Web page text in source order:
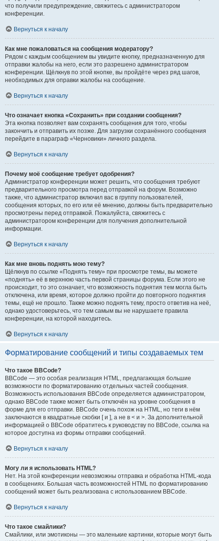
что получили предупреждение, свяжитесь с администратором
конференции.
Вернуться к началу
Как мне пожаловаться на сообщения модератору?
Рядом с каждым сообщением вы увидите кнопку, предназначенную для
отправки жалобы на него, если это разрешено администратором
конференции. Щёлкнув по этой кнопке, вы пройдёте через ряд шагов,
необходимых для оправки жалобы на сообщение.
Вернуться к началу
Что означает кнопка «Сохранить» при создании сообщения?
Эта кнопка позволяет вам сохранять сообщения для того, чтобы
закончить и отправить их позже. Для загрузки сохранённого сообщения
перейдите в параграф «Черновики» личного раздела.
Вернуться к началу
Почему моё сообщение требует одобрения?
Администратор конференции может решить, что сообщения требуют
предварительного просмотра перед отправкой на форум. Возможно
также, что администратор включил вас в группу пользователей,
сообщения которых, по его или её мнению, должны быть предварительно
просмотрены перед отправкой. Пожалуйста, свяжитесь с
администратором конференции для получения дополнительной
информации.
Вернуться к началу
Как мне вновь поднять мою тему?
Щёлкнув по ссылке «Поднять тему» при просмотре темы, вы можете
«поднять» её в верхнюю часть первой страницы форума. Если этого не
происходит, то это означает, что возможность поднятия тем могла быть
отключена, или время, которое должно пройти до повторного поднятия
темы, ещё не прошло. Также можно поднять тему, просто ответив на неё,
однако удостоверьтесь, что тем самым вы не нарушаете правила
конференции, на которой находитесь.
Вернуться к началу
Форматирование сообщений и типы создаваемых тем
Что такое BBCode?
BBCode — это особая реализация HTML, предлагающая большие
возможности по форматированию отдельных частей сообщения.
Возможность использования BBCode определяется администратором,
однако BBCode также может быть отключён на уровне сообщения в
форме для его отправки. BBCode очень похож на HTML, но теги в нём
заключаются в квадратные скобки [ и ], а не в < и >. За дополнительной
информацией о BBCode обратитесь к руководству по BBCode, ссылка на
которое доступна из формы отправки сообщений.
Вернуться к началу
Могу ли я использовать HTML?
Нет. На этой конференции невозможны отправка и обработка HTML-кода
в сообщениях. Большая часть возможностей HTML по форматированию
сообщений может быть реализована с использованием BBCode.
Вернуться к началу
Что такое смайлики?
Смайлики, или эмотиконы — это маленькие картинки, которые могут быть